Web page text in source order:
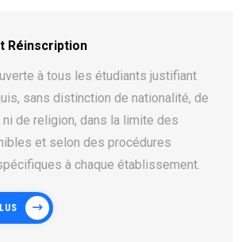
Réinscription
à tous les étudiants justifiant
sans distinction de nationalité, de
de religion, dans la limite des
et selon des procédures
à chaque établissement.